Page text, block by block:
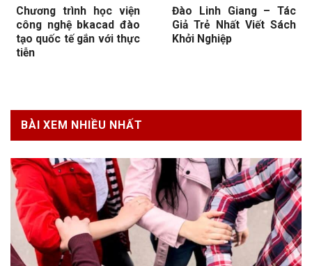
Chương trình học viện
công nghệ bkacad đào
tạo quốc tế gắn với thực
tiễn
Đào Linh Giang – Tác
Giả Trẻ Nhất Viết Sách
Khởi Nghiệp
BÀI XEM NHIỀU NHẤT